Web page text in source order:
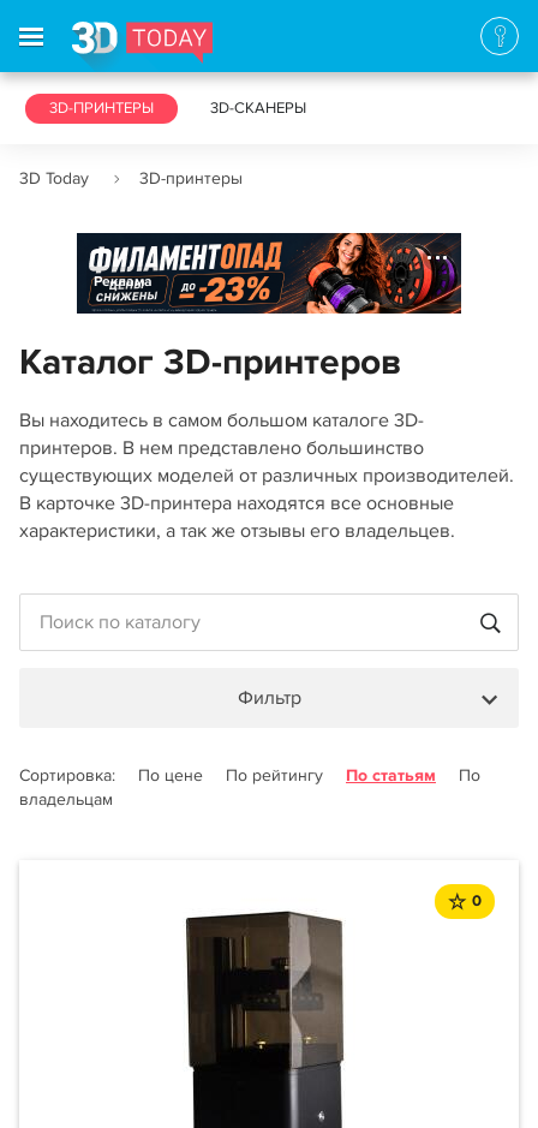
3D-ПРИНТЕРЫ 3D-СКАНЕРЫ
3D Today 3D-принтеры
Реклама
Каталог 3D-принтеров
Вы находитесь в самом большом каталоге 3D-
принтеров. В нем представлено большинство
существующих моделей от различных производителей.
В карточке 3D-принтера находятся все основные
характеристики, а так же отзывы его владельцев.
Фильтр
Сортировка: По цене По рейтингу По статьям
По
владельцам
0